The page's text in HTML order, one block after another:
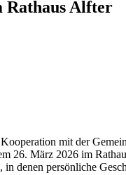
Rathaus Alfter
mit der
26. März 2026 im
denen persönliche